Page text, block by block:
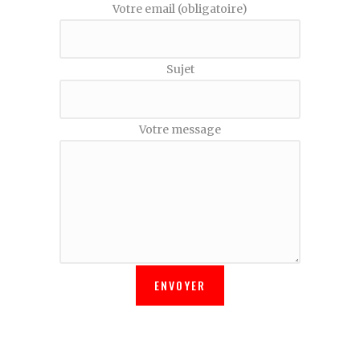
Votre email (obligatoire)
Sujet
Votre message